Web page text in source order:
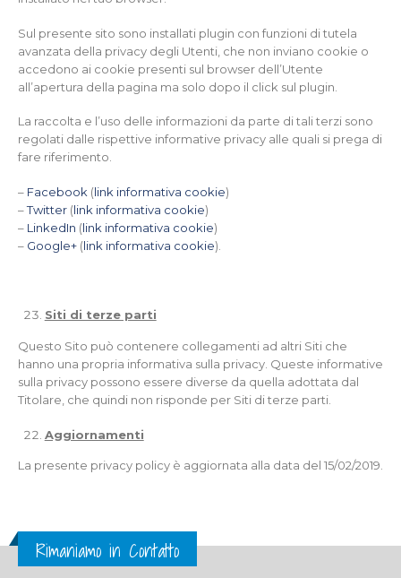
Sul presente sito sono installati plugin con funzioni di tutela
avanzata della privacy degli Utenti, che non inviano cookie o
accedono ai cookie presenti sul browser dell’Utente
all’apertura della pagina ma solo dopo il click sul plugin.
La raccolta e l’uso delle informazioni da parte di tali terzi sono
regolati dalle rispettive informative privacy alle quali si prega di
fare riferimento.
– Facebook (link informativa cookie)
–Twitter (link informativa cookie)
– LinkedIn (link informativa cookie)
– Google+ (link informativa cookie).
Siti di terze parti
Questo Sito può contenere collegamenti ad altri Siti che
hanno una propria informativa sulla privacy. Queste informative
sulla privacy possono essere diverse da quella adottata dal
Titolare, che quindi non risponde per Siti di terze parti.
Aggiornamenti
La presente privacy policy è aggiornata alla data del 15/02/2019.
Rimaniamo in Contatto